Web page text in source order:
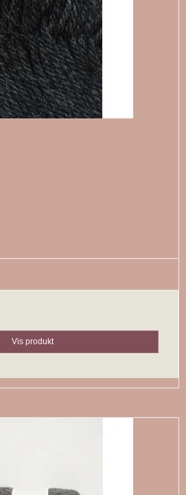
Vis produkt